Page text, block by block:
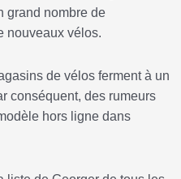
grand nombre de
nouveaux vélos.
de vélos ferment à un
conséquent, des rumeurs
hors ligne dans